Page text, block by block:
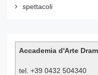
spettacoli
Accademia d'Arte
tel. +39 0432 504340